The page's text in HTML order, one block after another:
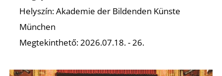
Helyszín: Akademie der Bildenden Künste
München
Megtekinthető: 2026.07.18. - 26.